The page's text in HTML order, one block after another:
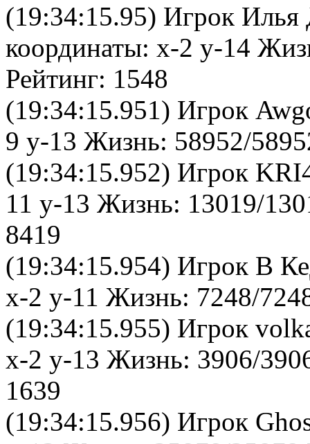
(19:34:15.95) Игрок
координаты: x-2 y-14
Рейтинг: 1548
(19:34:15.951) Игрок
9 y-13 Жизнь: 58952/
(19:34:15.952) Игрок
11 y-13 Жизнь: 13019/
8419
(19:34:15.954) Игрок В
x-2 y-11 Жизнь: 7248/
(19:34:15.955) Игрок
x-2 y-13 Жизнь: 3906/
1639
(19:34:15.956) Игрок